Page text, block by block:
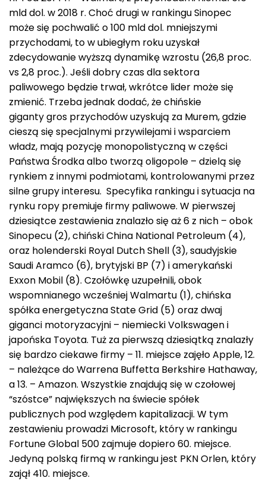
mld dol. w 2018 r. Choć drugi w rankingu Sinopec
może się pochwalić o 100 mld dol. mniejszymi
przychodami, to w ubiegłym roku uzyskał
zdecydowanie wyższą dynamikę wzrostu (26,8 proc.
vs 2,8 proc.). Jeśli dobry czas dla sektora
paliwowego będzie trwał, wkrótce lider może się
zmienić. Trzeba jednak dodać, że chińskie
giganty gros przychodów uzyskują za Murem, gdzie
cieszą się specjalnymi przywilejami i wsparciem
władz, mają pozycję monopolistyczną w części
Państwa Środka albo tworzą oligopole – dzielą się
rynkiem z innymi podmiotami, kontrolowanymi przez
silne grupy interesu. Specyfika rankingu i sytuacja na
rynku ropy premiuje firmy paliwowe. W pierwszej
dziesiątce zestawienia znalazło się aż 6 z nich – obok
Sinopecu (2), chiński China National Petroleum (4),
oraz holenderski Royal Dutch Shell (3), saudyjskie
Saudi Aramco (6), brytyjski BP (7) i amerykański
Exxon Mobil (8). Czołówkę uzupełnili, obok
wspomnianego wcześniej Walmartu (1), chińska
spółka energetyczna State Grid (5) oraz dwaj
giganci motoryzacyjni – niemiecki Volkswagen i
japońska Toyota. Tuż za pierwszą dziesiątką znalazły
się bardzo ciekawe firmy – 11. miejsce zajęło Apple, 12.
– należące do Warrena Buffetta Berkshire Hathaway,
a 13. – Amazon. Wszystkie znajdują się w czołowej
“szóstce” największych na świecie spółek
publicznych pod względem kapitalizacji. W tym
zestawieniu prowadzi Microsoft, który w rankingu
Fortune Global 500 zajmuje dopiero 60. miejsce.
Jedyną polską firmą w rankingu jest PKN Orlen, który
zajął 410. miejsce.